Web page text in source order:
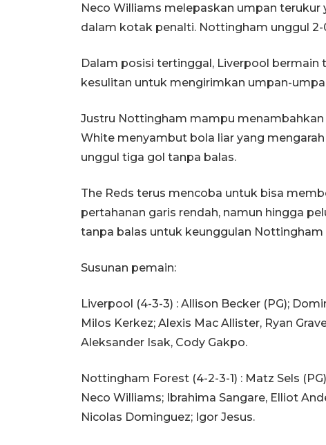
Neco Williams melepaskan umpan
dalam kotak penalti. Nottingham unggul 2-
Dalam posisi tertinggal, Liverpool
kesulitan untuk mengirimkan umpan-
Justru Nottingham mampu
White menyambut bola liar yang
unggul tiga gol tanpa balas.
The Reds terus mencoba untuk bisa
pertahanan garis rendah, namun hingga
tanpa balas untuk keunggulan
Susunan pemain:
Liverpool (4-3-3) : Allison Becker (PG);
Milos Kerkez; Alexis Mac Allister, Ryan
Aleksander Isak, Cody Gakpo.
Nottingham Forest (4-2-3-1) : Matz Sels
Neco Williams; Ibrahima Sangare, Elliot
Nicolas Dominguez; Igor Jesus.